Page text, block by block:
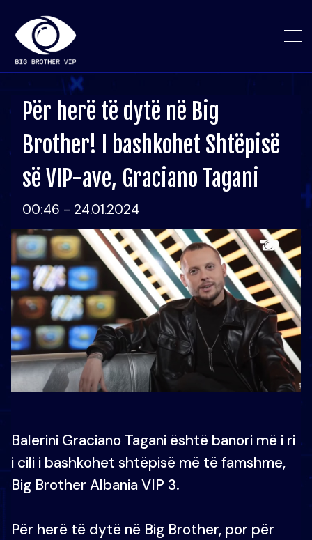
Për herë të dytë në Big
Brother! I bashkohet Shtëpisë
së VIP-ave, Graciano Tagani
00:46 - 24.01.2024
Balerini Graciano Tagani është banori më i ri
i cili i bashkohet shtëpisë më të famshme,
Big Brother Albania VIP 3.
Për herë të dytë në Big Brother, por për